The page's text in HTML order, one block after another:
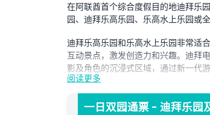
在阿联酋首个综合度假目的地迪拜乐
园、迪拜乐高乐园、乐高水上乐园或
迪拜乐高乐园和乐高水上乐园非常适
互动景点，激发创造力和兴趣。迪拜
影及角色的沉浸式区域，通过新一代
在迪拜皇家马德里世界体验足球的
的历史与成就。不要错过迪拜河畔区
阅读更多
一日双园通票 - 迪拜乐园